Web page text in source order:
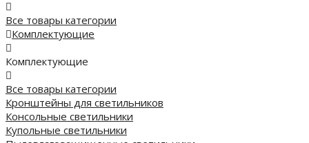
Все товары категории
Комплектующие
Комплектующие
Все товары категории
Кронштейны для светильников
Консольные светильники
Купольные светильники